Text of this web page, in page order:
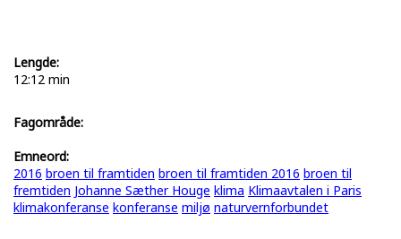
Lengde:
12:12 min
Fagområde:
Emneord:
2016 broen til framtiden broen til framtiden 2016 broen til
fremtiden Johanne Sæther Houge klima Klimaavtalen i Paris
klimakonferanse konferanse miljø naturvernforbundet